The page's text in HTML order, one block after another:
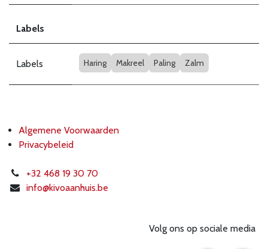
Labels
Labels Haring Makreel Paling Zalm
Algemene Voorwaarden
Privacybeleid
+32 468 19 30 70
info@kivoaanhuis.be
Volg ons op sociale media